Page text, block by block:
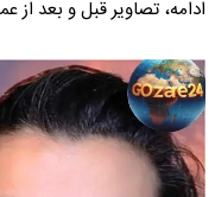
ادامه، تصاویر قبل و بعد از